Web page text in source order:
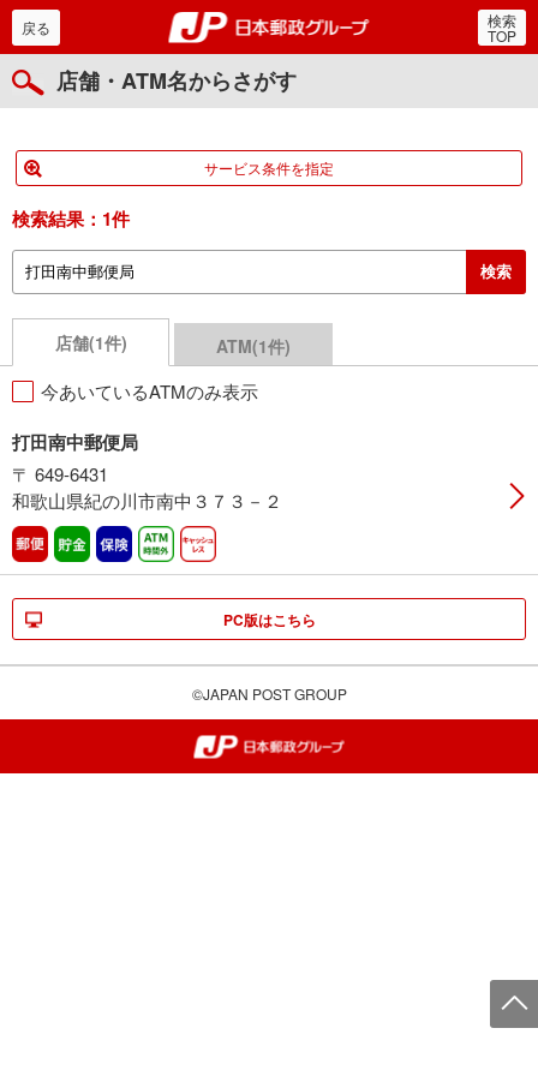
郵便局・日本郵政グルー
戻る 検索
TOP
店舗・ATM名からさがす
サービス条件を指定
検索結果： 1件
店舗(1件) ATM(1件)
今あいているATMのみ表示
打田南中郵便局
〒 649-6431
和歌山県紀の川市南中３７３－２
郵便 貯金 保険 ATM時間外
PC版はこちら
©JAPAN POST GROUP